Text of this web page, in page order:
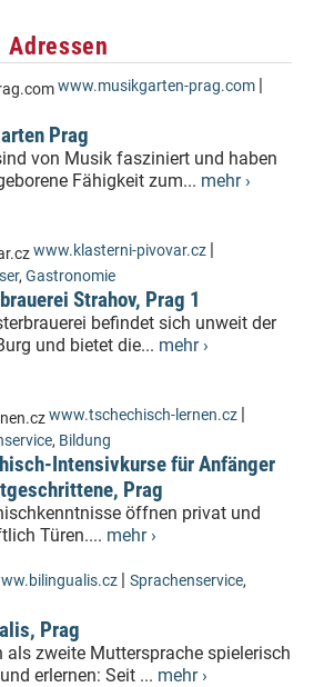
www.musikgarten-prag.com |
Prag
von Musik fasziniert und haben
Fähigkeit zum... mehr ›
www.klasterni-pivovar.cz |
, Gastronomie
Strahov, Prag 1
befindet sich unweit der
und bietet die... mehr ›
www.tschechisch-lernen.cz |
, Bildung
Intensivkurse für Anfänger
Prag
öffnen privat und
Türen.... mehr ›
| Sprachenservice,
Prag
als zweite Muttersprache spielerisch
erlernen: Seit ... mehr ›